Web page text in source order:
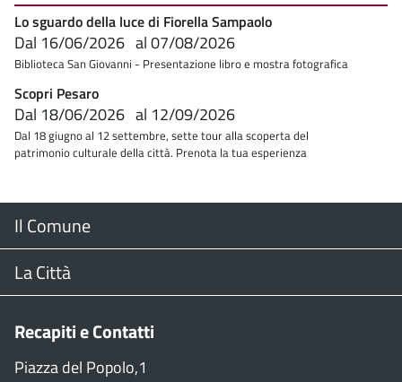
Lo sguardo della luce di Fiorella Sampaolo
Dal 16/06/2026 al07/08/2026
Biblioteca San Giovanni - Presentazione libro e mostra fotografica
Scopri Pesaro
Dal 18/06/2026 al 12/09/2026
Dal 18 giugno al 12 settembre, sette tour alla scoperta del
patrimonio culturale della città. Prenota la tua esperienza
Menu
Footer
Il Comune
Il Sindaco
Consiglio Comunale
La Città
Stradario
Recapiti e Contatti
Piazza del Popolo,1